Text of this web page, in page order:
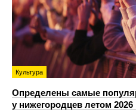
Культура
Определены самые
у нижегородцев летом 2026